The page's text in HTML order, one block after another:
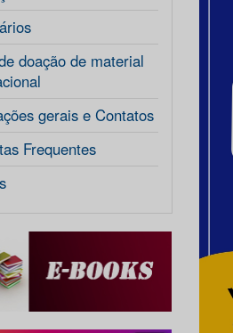
doação de material
gerais e Contatos
Frequentes